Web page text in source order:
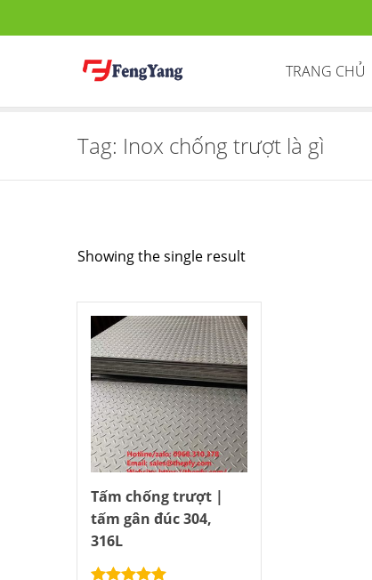
TRANG CHỦ
Tag: Inox chống trượt là gì
Showing the single result
Tấm chống trượt |
tấm gân đúc 304,
316L